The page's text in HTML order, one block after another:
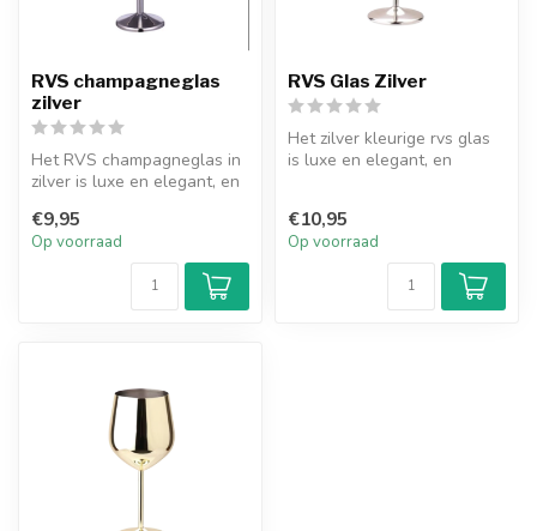
RVS champagneglas
zilver
Het RVS champagneglas in
zilver is luxe en elegant, en
€9,95
Op voorraad
RVS Glas Zilver
Het zilver kleurige rvs glas
is luxe en elegant, en
€10,95
Op voorraad